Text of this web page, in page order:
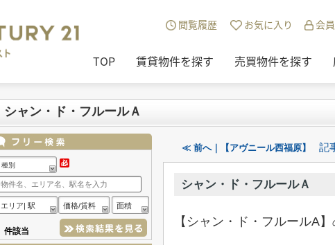
閲覧履歴 お気に入り 会
TOP 賃貸物件を探す 売買物件を探す
シャン・ド・フルールＡ
≪ 前へ｜【アヴニール西福原】 記
シャン・ド・フルールＡ
【シャン・ド・フルールA】
種別
エリア| 駅 価格/賃料 面積
件該当